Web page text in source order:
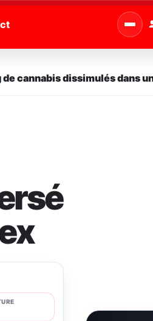
dissimulés dans un...